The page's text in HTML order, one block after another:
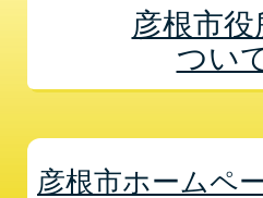
彦根市役
つい
彦根市ホームペ